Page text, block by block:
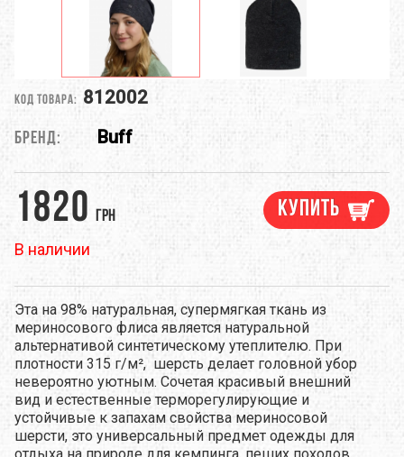
Код товара: 812002
Бренд: Buff
1820 грн
В наличии
Купить
Эта на 98% натуральная, супермягкая ткань из
мериносового флиса является натуральной
альтернативой синтетическому утеплителю. При
плотности 315 г/м², шерсть делает головной убор
невероятно уютным. Сочетая красивый внешний
вид и естественные терморегулирующие и
устойчивые к запахам свойства мериносовой
шерсти, это универсальный предмет одежды для